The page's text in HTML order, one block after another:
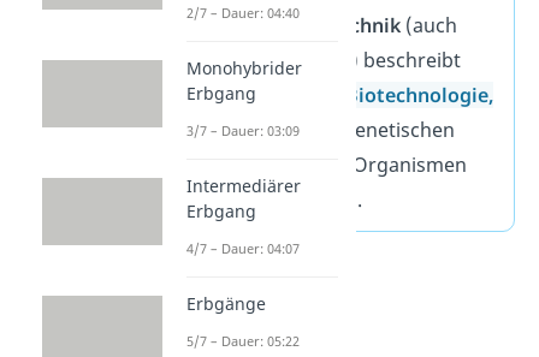
Der BegriffGentechnik (auch
Genmanipulation
) beschreibt
Methoden in der
Biotechnologie,
die zur gezielten genetischen
von Organismen
eingesetzt werden.
2/7 – Dauer: 04:40
Monohybrider
Erbgang
3/7 – Dauer: 03:09
Intermediärer
Erbgang
4/7 – Dauer: 04:07
Erbgänge
5/7 – Dauer: 05:22